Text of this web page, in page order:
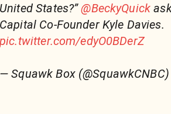
United States?”@BeckyQuick
Capital Co-Founder Kyle Davies.
pic.twitter.com/edyO0BDerZ
— Squawk Box